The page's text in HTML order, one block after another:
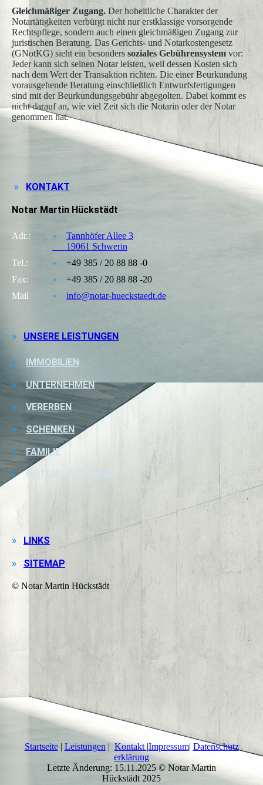
Gleichmäßiger Zugang. Der hoheitliche Charakter der
Notartätigkeiten verbürgt nicht nur erstklassige vorsorgende
Rechtspflege, sondern auch einen gleichmäßigen Zugang zur
juristischen Beratung. Das Gerichts- und Notarkostengesetz
(GNotKG) sieht ein besonders soziales Gebührensystem vor:
Jeder kann sich seinen Notar leisten, weil dessen Kosten sich
nach dem Wert der Transaktion richten. Die einer Beurkundung
vorausgehende Beratung einschließlich Entwurfsfertigungen
sind mit der Beurkundungs­gebühr abgegolten. Dabei kommt es
nicht darauf an, wie viel Zeit sich die Notarin oder der Notar
genommen hat.
» KONTAKT
Notar Martin Hückstädt
Adr.: » Tannhöfer Allee 3
19061 Schwerin
Tel.:
»
+49 385 / 20 88 88 -0
Fax:
» +49 385 / 20 88 88 -20
Mail
» info@notar-hueckstaedt.de
» UNSERE LEISTUNGEN
»
IMMOBILIEN
»
UNTERNEHMEN
»
VERERBEN
» SCHENKEN
»
FAMILIE
» NOTFALLVORSORGE
» LINKS
» SITEMAP
© Notar Martin Hückstädt
Startseite| Leistungen | Kontakt |Impressum| Datenschutz
erklärung
Letzte Änderung: 15.11.2025 © Notar Martin
Hückstädt 2025